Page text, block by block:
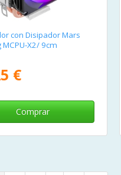
con Disipador Mars
X2/ 9cm
€
Comprar